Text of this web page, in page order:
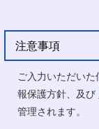
注意事項
ご入力いただい
報保護方針、及び
管理されます。